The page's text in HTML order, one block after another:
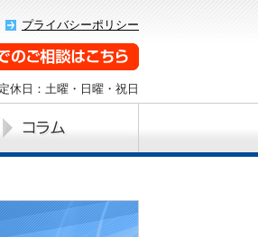
プライバシーポリシー
日：土曜・日曜・祝日